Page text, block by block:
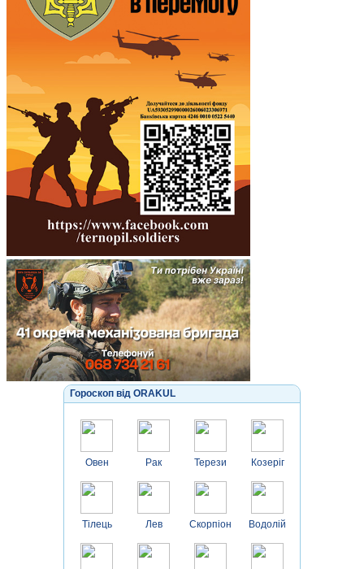
Гороскоп від ORAKUL
Овен
Тілець
Рак
Лев
Терези
Скорпіон
Козеріг
Водолій